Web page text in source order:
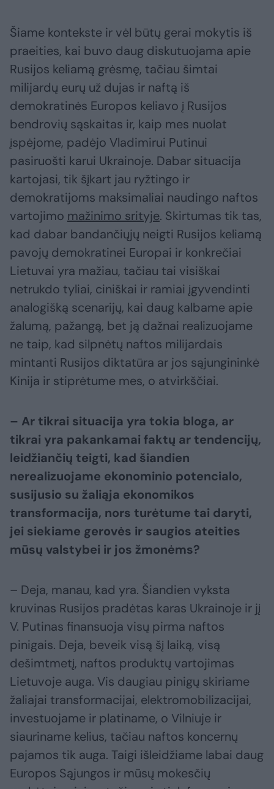
Šiame kontekste ir vėl būtų gerai mokytis iš
praeities, kai buvo daug diskutuojama apie
Rusijos keliamą grėsmę, tačiau šimtai
milijardų eurų už dujas ir naftą iš
demokratinės Europos keliavo į Rusijos
bendrovių sąskaitas ir, kaip mes nuolat
įspėjome, padėjo Vladimirui Putinui
pasiruošti karui Ukrainoje. Dabar situacija
kartojasi, tik šįkart jau ryžtingo ir
demokratijoms maksimaliai naudingo naftos
vartojimo mažinimo srityje. Skirtumas tik tas,
kad dabar bandančiųjų neigti Rusijos keliamą
pavojų demokratinei Europai ir konkrečiai
Lietuvai yra mažiau, tačiau tai visiškai
netrukdo tyliai, ciniškai ir ramiai įgyvendinti
analogišką scenarijų, kai daug kalbame apie
žalumą, pažangą, bet ją dažnai realizuojame
ne taip, kad silpnėtų naftos milijardais
mintanti Rusijos diktatūra ar jos sąjungininkė
Kinija ir stiprėtume mes, o atvirkščiai.
– Ar tikrai situacija yra tokia bloga, ar
tikrai yra pakankamai faktų ar tendencijų,
leidžiančių teigti, kad šiandien
nerealizuojame ekonominio potencialo,
susijusio su žaliąja ekonomikos
transformacija, nors turėtume tai daryti,
jei siekiame gerovės ir saugios ateities
mūsų valstybei ir jos žmonėms?
– Deja, manau, kad yra. Šiandien vyksta
kruvinas Rusijos pradėtas karas Ukrainoje ir jį
V. Putinas finansuoja visų pirma naftos
pinigais. Deja, beveik visą šį laiką, visą
dešimtmetį, naftos produktų vartojimas
Lietuvoje auga. Vis daugiau pinigų skiriame
žaliajai transformacijai, elektromobilizacijai,
investuojame ir platiname, o Vilniuje ir
siauriname kelius, tačiau naftos koncernų
pajamos tik auga. Taigi išleidžiame labai daug
Europos Sąjungos ir mūsų mokesčių